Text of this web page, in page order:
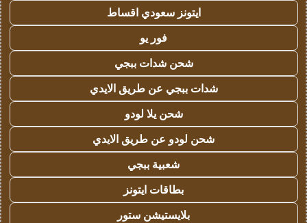
ايتونز سعودي اقساط
فور يو
شحن شدات ببجي
شدات ببجي عن طريق الايدي
شحن يلا لودو
شحن لودو عن طريق الايدي
شعبية ببجي
بطاقات ايتونز
بلايستيشن ستور